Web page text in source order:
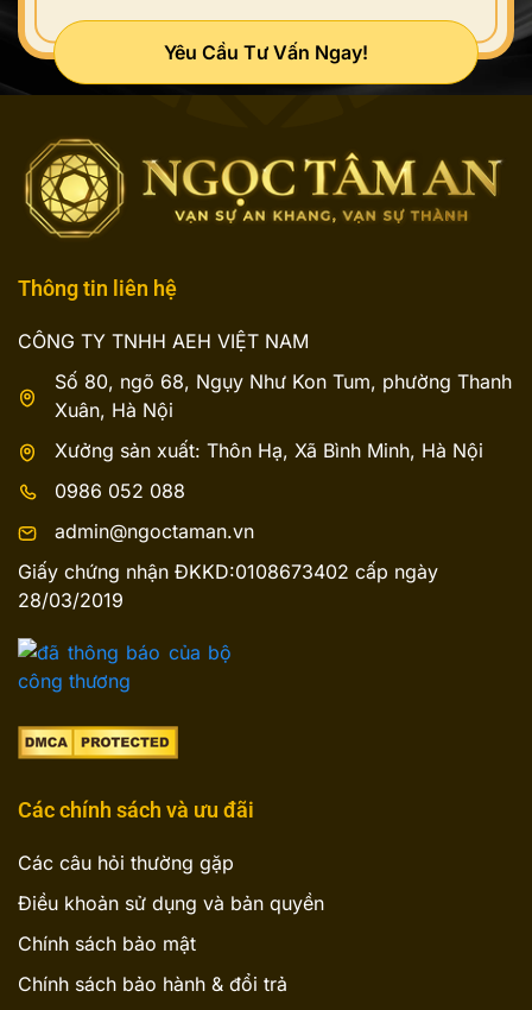
Yêu Cầu Tư Vấn Ngay!
Thông tin liên hệ
CÔNG TY TNHH AEH VIỆT NAM
Số 80, ngõ 68, Ngụy Như Kon Tum, phường Thanh
Xuân, Hà Nội
Xưởng sản xuất: Thôn Hạ, Xã Bình Minh, Hà Nội
0986 052 088
admin@ngoctaman.vn
Giấy chứng nhận ĐKKD:0108673402 cấp ngày
28/03/2019
Các chính sách và ưu đãi
Các câu hỏi thường gặp
Điều khoản sử dụng và bản quyền
Chính sách bảo mật
Chính sách bảo hành & đổi trả